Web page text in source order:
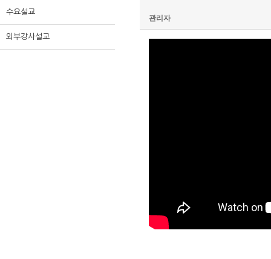
수요설교
외부강사설교
관리자